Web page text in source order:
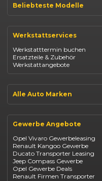
Beliebteste Modelle
Opel Corsa
Fiat 500
Dacia Duster
Dacia Sandero
Jeep Compass
Suzuki Vitara
Suzuki Swift
Mazda CX-30
Werkstattservices
Werkstatttermin buchen
Ersatzteile & Zubehör
Werkstattangebote
Alle Auto Marken
Opel
Fiat
Jeep
Suzuki
BYD
Kia
Mazda
Citroën
Gewerbe Angebote
Opel Vivaro Gewerbeleasing
Renault Kangoo Gewerbe
Ducato Transporter Leasing
Jeep Compass Gewerbe
Opel Gewerbe Deals
Renault Firmen Transporter